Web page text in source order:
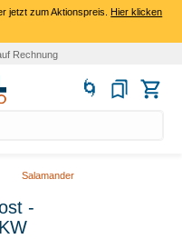
jetzt zum Aktionspreis.Hier klicken
Rechnung
Salamander
-